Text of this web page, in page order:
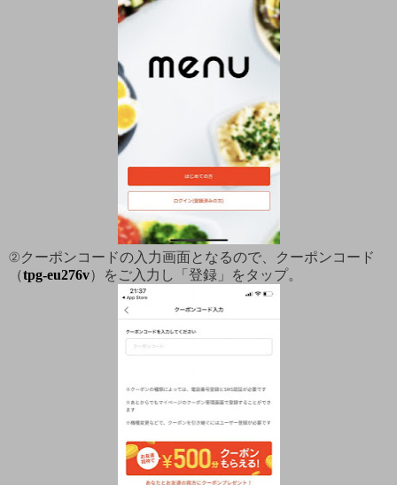
②クーポンコードの入力画面となるので、クーポンコード
（tpg-eu276v）をご入力し「登録」をタップ。